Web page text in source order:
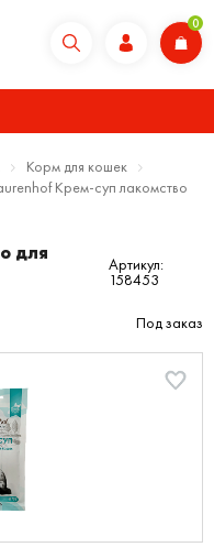
0
Корм для кошек
Крем-суп лакомство
для
Артикул:
158453
Под заказ